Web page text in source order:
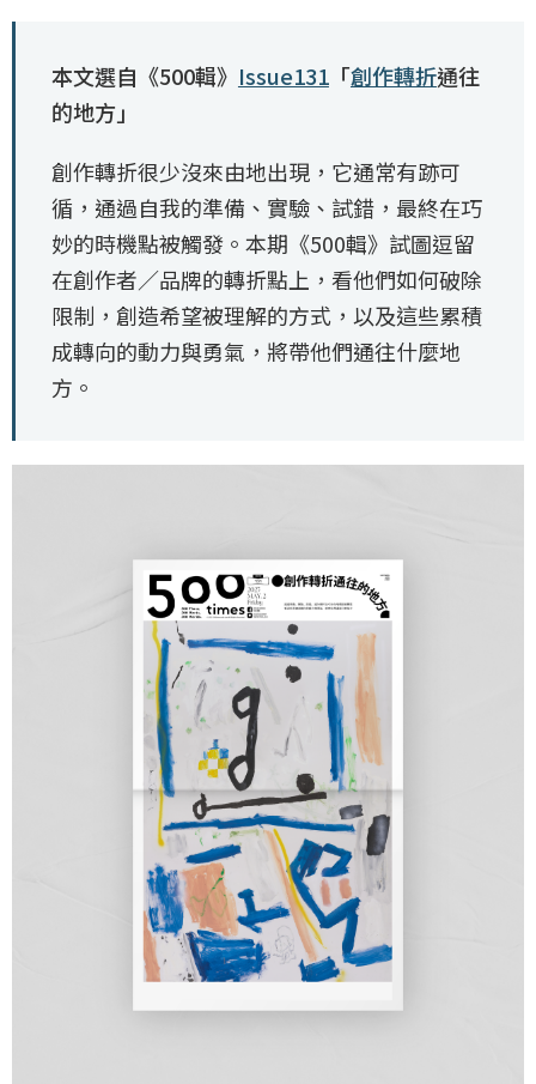
本文選自《500輯》 Issue131「創作轉折通往
的地方」
創作轉折很少沒來由地出現，它通常有跡可
循，通過自我的準備、實驗、試錯，最終在巧
妙的時機點被觸發。本期《500輯》試圖逗留
在創作者／品牌的轉折點上，看他們如何破除
限制，創造希望被理解的方式，以及這些累積
成轉向的動力與勇氣，將帶他們通往什麼地
方。